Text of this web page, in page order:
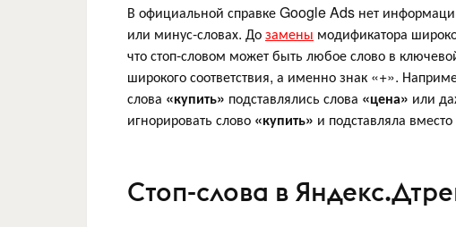
В официальной справке Google Ads нет
или минус-словах. Дозамены модификатора
что стоп-словом может быть любое слово в
широкого соответствия, а именно знак «+».
слова «купить» подставлялись слова «цена» или
игнорировать слово «купить» и подставляла
Стоп-слова в